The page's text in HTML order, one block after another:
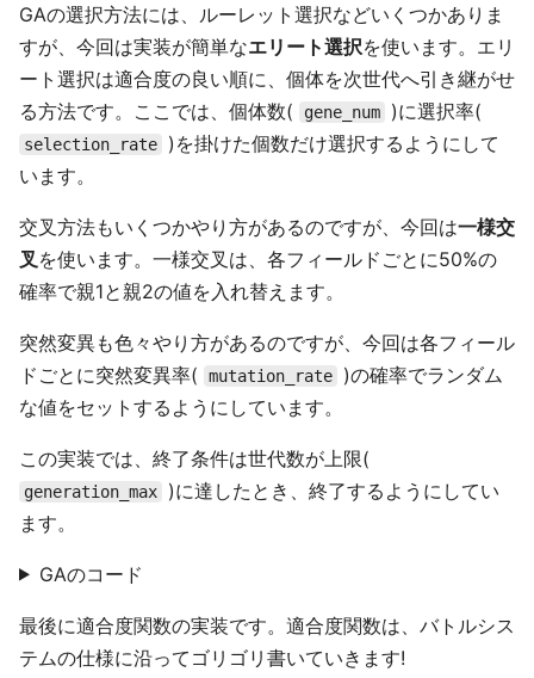
GAの選択方法には、ルーレット選択などいくつかありま
すが、今回は実装が簡単なエリート選択を使います。エリ
ート選択は適合度の良い順に、個体を次世代へ引き継がせ
る方法です。ここでは、個体数(
gene_num )に選択率(
selection_rate
)を掛けた個数だけ選択するようにして
います。
交叉方法もいくつかやり方があるのですが、今回は一様交
叉 を使います。一様交叉は、各フィールドごとに50%の
確率で親1と親2の値を入れ替えます。
突然変異も色々やり方があるのですが、今回は各フィール
ドごとに突然変異率(
mutation_rate
)の確率でランダム
な値をセットするようにしています。
この実装では、終了条件は世代数が上限(
generation_max
)に達したとき、終了するようにしてい
ます。
GAのコード
最後に適合度関数の実装です。適合度関数は、バトルシス
テムの仕様に沿ってゴリゴリ書いていきます!